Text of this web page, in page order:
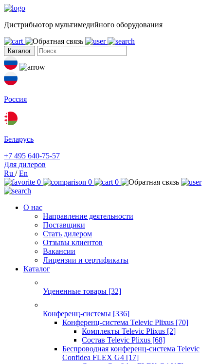
Дистрибьютор мультимедийного оборудования
Каталог
Россия
Беларусь
+7 495 640-75-57
Для дилеров
Ru /En
0
0 0
О нас
Направление деятельности
Поставщики
Стать дилером
Отзывы клиентов
Вакансии
Лицензии и сертификаты
Каталог
Уцененные товары [32]
Конференц-системы [336]
Конференц-система Televic Plixus [70]
Комплекты Televic Plixus [2]
Состав Televic Plixus [68]
Беспроводная конференц-система Televic
Confidea FLEX G4 [17]